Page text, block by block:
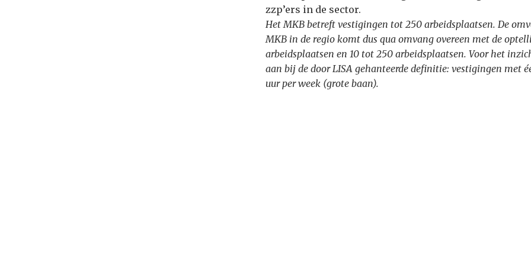
zzp’ers in de sector.
Het MKB betreft vestigingen tot 250 arbeidsplaatsen. De
MKB in de regio komt dus qua omvang overeen met de
arbeidsplaatsen en 10 tot 250 arbeidsplaatsen. Voor het
aan bij de door LISA gehanteerde definitie: vestigingen met
uur per week (grote baan).